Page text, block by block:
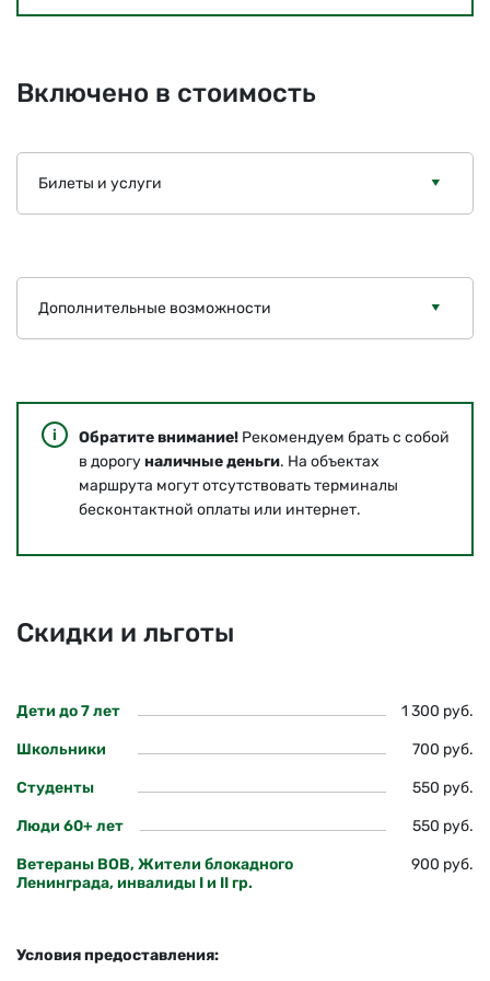
Включено в стоимость
Билеты и услуги
Дополнительные возможности
Обратите внимание! Рекомендуем брать с собой
в дорогуналичные деньги. На объектах
маршрута могут отсутствовать терминалы
бесконтактной оплаты или интернет.
Скидки и льготы
Дети до 7 лет 1 300 руб.
Школьники 700 руб.
Студенты 550 руб.
Люди 60+ лет 550 руб.
Ветераны ВОВ, Жители блокадного
Ленинграда, инвалиды I и II гр.
900 руб.
Условия предоставления: